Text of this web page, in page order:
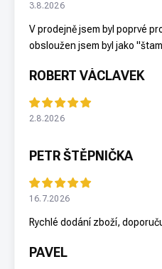
3.8.2026
V prodejně jsem byl poprvé
obsloužen jsem byl jako
ROBERT VÁCLAVEK
2.8.2026
PETR ŠTĚPNIČKA
16.7.2026
Rychlé dodání zboží,
PAVEL